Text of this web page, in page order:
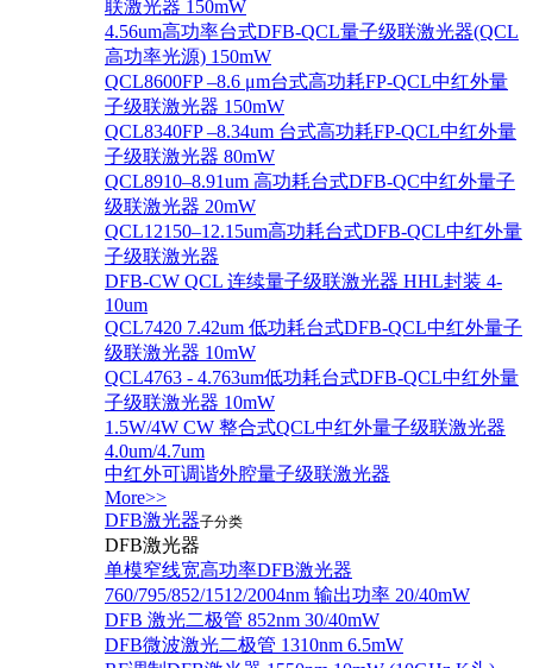
联激光器 150mW
4.56um高功率台式DFB-QCL量子级联激光器(QCL
高功率光源) 150mW
QCL8600FP –8.6 μm台式高功耗FP-QCL中红外量
子级联激光器 150mW
QCL8340FP –8.34um 台式高功耗FP-QCL中红外量
子级联激光器 80mW
QCL8910–8.91um 高功耗台式DFB-QC中红外量子
级联激光器 20mW
QCL12150–12.15um高功耗台式DFB-QCL中红外量
子级联激光器
DFB-CW QCL 连续量子级联激光器 HHL封装 4-
10um
QCL7420 7.42um 低功耗台式DFB-QCL中红外量子
级联激光器 10mW
QCL4763 - 4.763um低功耗台式DFB-QCL中红外量
子级联激光器 10mW
1.5W/4W CW 整合式QCL中红外量子级联激光器
4.0um/4.7um
中红外可调谐外腔量子级联激光器
More>>
DFB激光器子分类
DFB激光器
单模窄线宽高功率DFB激光器
760/795/852/1512/2004nm 输出功率 20/40mW
DFB 激光二极管 852nm 30/40mW
DFB微波激光二极管 1310nm 6.5mW